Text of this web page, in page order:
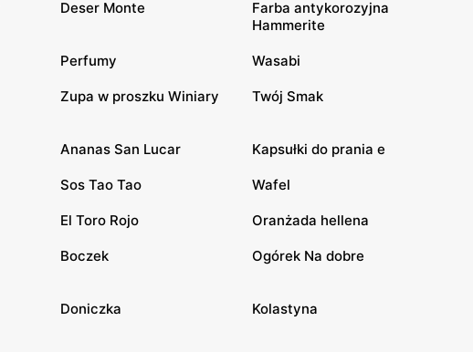
Deser Monte
Farba antykorozyjna
Hammerite
Perfumy Wasabi
Zupa w proszku Winiary Twój Smak
Ananas San Lucar Kapsułki do prania e
Sos Tao Tao Wafel
El Toro Rojo Oranżada hellena
Boczek Ogórek Na dobre
Doniczka Kolastyna